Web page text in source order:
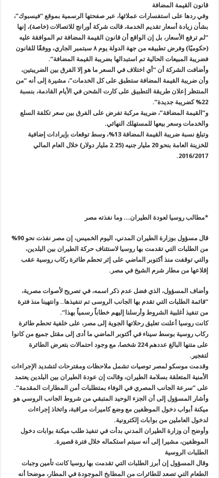
قانون القيمة المضافة
وفي ردها على استفسارات عملائها، عبر صفحتها الرسمية بموقع “فيسبوك”،
بشأن زيادة أسعار تقديم الخدمة، قالت شركة أورانج للاتصالات (خاصة)، إنها
“لم ترفع الأسعار، بل إن الواقع أن قانون القيمة المضافة تم الموافقة عليه
(
حكوميًا) وفرض تطبيقه من جهة الدولة يوم ٨ سبتمبر الجاري، ووفقًا للقانون
فضريبة المبيعات الحالية تم استبدالها بضريبة القيمة المضافة“.
وأضافت الشركة أن “أي اختلاف في السعر ما هو إلا الفرق بين الضريبتين،
وأن ضريبة القيمة المضافة ستطبق على كل الخدمات”، مشيرة إلى أنه “من
المنتظر إعلان طريقة التطبيق على كارت الشحن في الأيام القادمة، بنسبة
22% كضريبة جديدة
“.
و”القيمة المضافة”، ضريبة مركبة تفرض على الفرق بين سعر تكلفة السلع
والخدمات وسعر بيعها للمستهلك النهائي.
وتبلغ نسبة ضريبة القيمة المضافة 13%، وسط توقعات بإيرادات إضافية
للخزينة العامة بنحو 20 مليار جنيه (2.25 مليار دولار) خلال العام المالي
2016/2017.
*مطالب روسيا لعودة الطيران… وما نفذته مصر
قال مسؤول بوزارة الطيران المدني، اليوم الخميس، إن مصر نفذت نحو 90%
من الطلبات التي تقدمت بها روسيا لاستئناف حركة الطيران بين البلدين،
والتي توقفت منذ أكتوبر الماضي على إثر تحطم طائرة ركاب روسية عقب
إقلاعها من مطار شرم الشيخ في مصر .
وأضاف المسؤول، الذي فضل عدم ذكر اسمه، في تصريح لأصوات مصرية،
“قائمة الطلبات التي تقدم بها الجانب الروسى تم تنفيذها.. وانتهينا منذ فترة
من تنفيذ أغلبية الشروط وأرسلنا إليهم خطاباً رسمياً بهذا“.
كانت روسيا أعلنت تعليق رحلاتها الجوية إلى مصر، على خلفية تحطم طائرة
ركاب روسية بوسط سيناء في أكتوبر الماضي ما أدى إلى مقتل جميع من كانوا
على متنها البالغ عددهم 224 شخصا، مع وجود احتمالات بتعرض الطائرة
لتفجير .
وقدمت موسكو لمصر توصيات تشمل ملاحظات ومقترحات لتشديد الإجراءات
الأمنية المتعلقة بسلامة الطيران، وقالت إن عودة الطيران بين البلدين يعتمد
على “سرعة الجانب المصري في الوفاء بمتطلبات أمن المطارات المقدمة“.
وأشار المسؤول إلى أن الجزء الوحيد المتبقي من شروط الجانب الروسي هو
ميكنة أبواب دخول الموظفين مع وضع كاميرات مراقبة، واتخاذ إجراءات
لدخول العاملين من بوابات إلكترونية.
وأوضح أن وزارة الطيران المدني بدأت في تنفيذ طلب ميكنة بوابات دخول
الموظفين، مشيرا إلى أنه سيتم استكماله خلال فترة قصيرة.
الطلبات الروسية
وقال المسؤول إن أبرز الطلبات التي تقدمت بها روسيا كانت تأمين وجبات
الطعام التي تصعد للطائرات من المطابخ الموجودة في المطار، موضحا أنه